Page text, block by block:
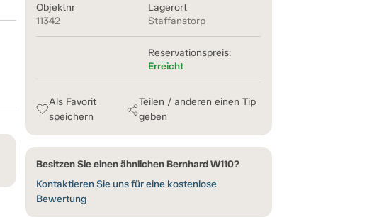
Objektnr
11342
Lagerort
Staffanstorp
Reservationspreis:
Erreicht
Als Favorit
speichern
Teilen / anderen einen Tip
geben
Besitzen Sie einen ähnlichen Bernhard W110?
Kontaktieren Sie uns für eine kostenlose
Bewertung